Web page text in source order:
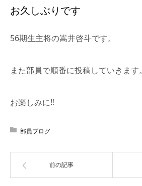
お久しぶりです
56期生主将の嵩井啓斗です。
また部員で順番に投稿していきます。
お楽しみに‼︎
部員ブログ
前の記事
ブログ
大会記録
写真集